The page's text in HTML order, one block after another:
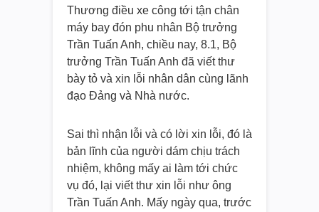
Thương điều xe công tới tận chân
máy bay đón phu nhân Bộ trưởng
Trần Tuấn Anh, chiều nay, 8.1, Bộ
trưởng Trần Tuấn Anh đã viết thư
bày tỏ và xin lỗi nhân dân cùng lãnh
đạo Đảng và Nhà nước.
Sai thì nhận lỗi và có lời xin lỗi, đó là
bản lĩnh của người dám chịu trách
nhiệm, không mấy ai làm tới chức
vụ đó, lại viết thư xin lỗi như ông
Trần Tuấn Anh. Mấy ngày qua, trước